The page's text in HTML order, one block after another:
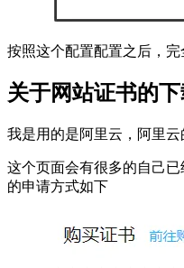
按照这个配置配置之后，
关于网站证书的
我是用的是阿里云，阿里云
这个页面会有很多的自己
的申请方式如下